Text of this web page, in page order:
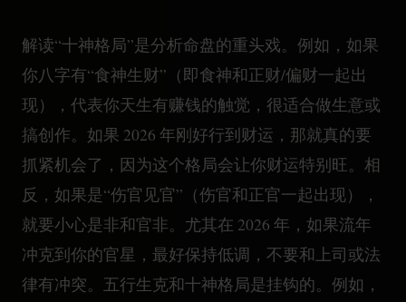
解读“十神格局”是分析命盘的重头戏。例如，如果
你八字有“食神生财”（即食神和正财/偏财一起出
现），代表你天生有赚钱的触觉，很适合做生意或
搞创作。如果 2026 年刚好行到财运，那就真的要
抓紧机会了，因为这个格局会让你财运特别旺。相
反，如果是“伤官见官”（伤官和正官一起出现），
就要小心是非和官非。尤其在 2026 年，如果流年
冲克到你的官星，最好保持低调，不要和上司或法
律有冲突。五行生克和十神格局是挂钩的。例如，